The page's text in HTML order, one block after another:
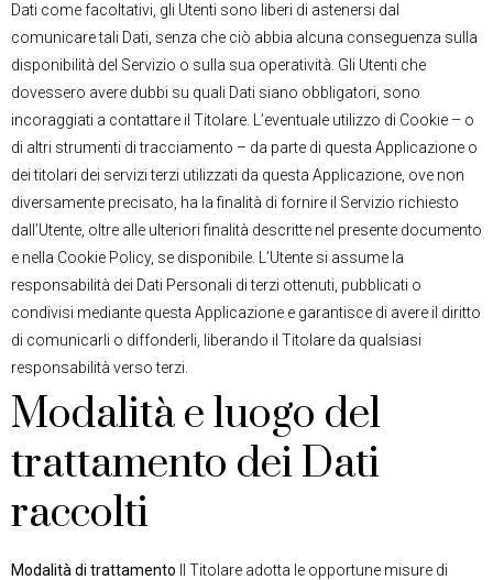
Dati come facoltativi, gli Utenti sono liberi di astenersi dal
comunicare tali Dati, senza che ciò abbia alcuna conseguenza sulla
disponibilità del Servizio o sulla sua operatività. Gli Utenti che
dovessero avere dubbi su quali Dati siano obbligatori, sono
incoraggiati a contattare il Titolare. L’eventuale utilizzo di Cookie – o
di altri strumenti di tracciamento – da parte di questa Applicazione o
dei titolari dei servizi terzi utilizzati da questa Applicazione, ove non
diversamente precisato, ha la finalità di fornire il Servizio richiesto
dall’Utente, oltre alle ulteriori finalità descritte nel presente documento
e nella Cookie Policy, se disponibile. L’Utente si assume la
responsabilità dei Dati Personali di terzi ottenuti, pubblicati o
condivisi mediante questa Applicazione e garantisce di avere il diritto
di comunicarli o diffonderli, liberando il Titolare da qualsiasi
responsabilità verso terzi.
Modalità e luogo del
trattamento dei Dati
raccolti
Modalità di trattamento Il Titolare adotta le opportune misure di